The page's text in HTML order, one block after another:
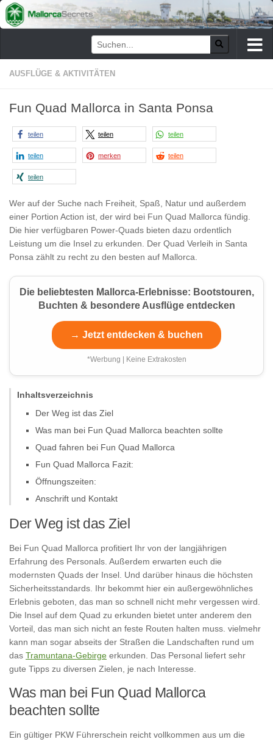
Zum Inhalt springen
AUSFLÜGE & AKTIVITÄTEN
Fun Quad Mallorca in Santa Ponsa
teilen teilen teilen
teilen merken teilen
teilen
Wer auf der Suche nach Freiheit, Spaß, Natur und außerdem
einer Portion Action ist, der wird bei Fun Quad Mallorca fündig.
Die hier verfügbaren Power-Quads bieten dazu ordentlich
Leistung um die Insel zu erkunden. Der Quad Verleih in Santa
Ponsa zählt zu recht zu den besten auf Mallorca.
Die beliebtesten Mallorca-Erlebnisse: Bootstouren,
Buchten & besondere Ausflüge entdecken
→ Jetzt entdecken & buchen
*Werbung | Keine Extrakosten
Inhaltsverzeichnis
Der Weg ist das Ziel
Was man bei Fun Quad Mallorca beachten sollte
Quad fahren bei Fun Quad Mallorca
Fun Quad Mallorca Fazit:
Öffnungszeiten:
Anschrift und Kontakt
Der Weg ist das Ziel
Bei Fun Quad Mallorca profitiert Ihr von der langjährigen
Erfahrung des Personals. Außerdem erwarten euch die
modernsten Quads der Insel. Und darüber hinaus die höchsten
Sicherheitsstandards. Ihr bekommt hier ein außergewöhnliches
Erlebnis geboten, das man so schnell nicht mehr vergessen wird.
Die Insel auf dem Quad zu erkunden bietet unter anderem den
Vorteil, das man sich nicht an feste Routen halten muss. vielmehr
kann man sogar abseits der Straßen die Landschaften rund um
das Tramuntana-Gebirge erkunden. Das Personal liefert sehr
gute Tipps zu diversen Zielen, je nach Interesse.
Was man bei Fun Quad Mallorca
beachten sollte
Ein gültiger PKW Führerschein reicht vollkommen aus um die